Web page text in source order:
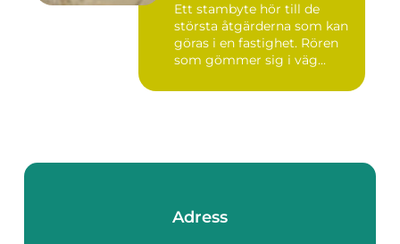
Ett stambyte hör till de
största åtgärderna som kan
göras i en fastighet. Rören
som gömmer sig i väg...
Adress